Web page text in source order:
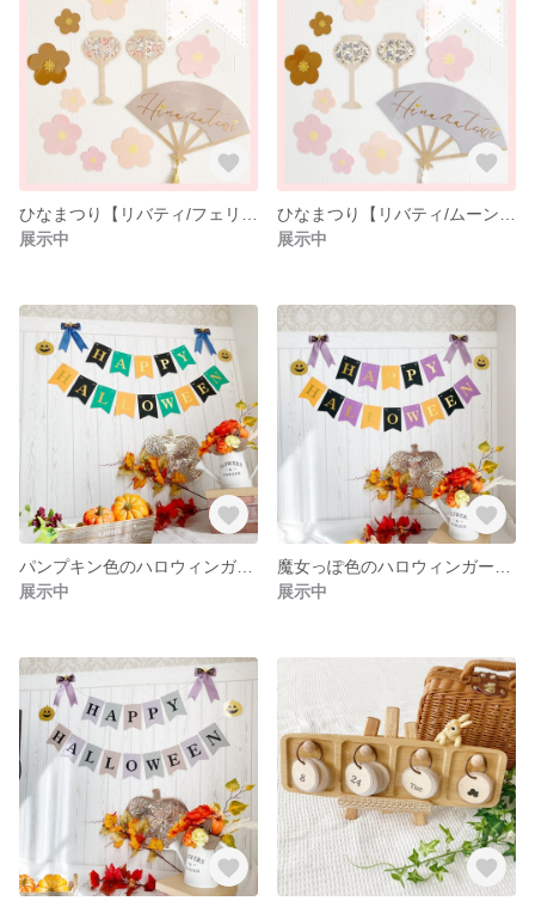
展示中
展示中
パンプキン色のハロウィンガーランド / Halloween / 飾り / かぼちゃ / ハロウィンイベント
展示中
展示中